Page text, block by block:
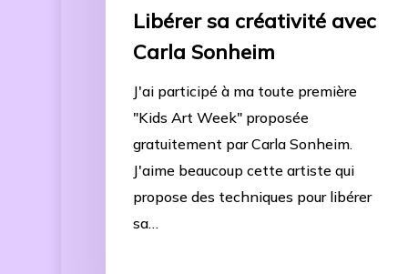
Libérer sa créativité avec
Carla Sonheim
J'ai participé à ma toute première
"Kids Art Week" proposée
gratuitement par Carla Sonheim.
J'aime beaucoup cette artiste qui
propose des techniques pour libérer
sa…